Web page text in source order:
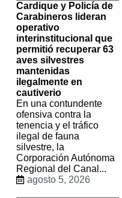
Cardique y Policía de
Carabineros lideran
operativo
interinstitucional que
permitió recuperar 63
aves silvestres
mantenidas
ilegalmente en
cautiverio
En una contundente
ofensiva contra la
tenencia y el tráfico
ilegal de fauna
silvestre, la
Corporación Autónoma
Regional del Canal...
agosto 5, 2026